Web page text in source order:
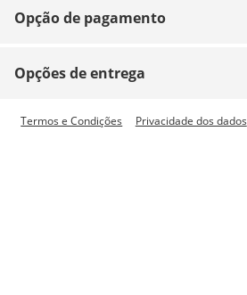
Pagamento
Devoluções
Tracking de encomenda
Emprego
Blue World
Opção de pagamento
Opções de entrega
Envio expresso disponível
Termos e Condições Privacidade dos dados